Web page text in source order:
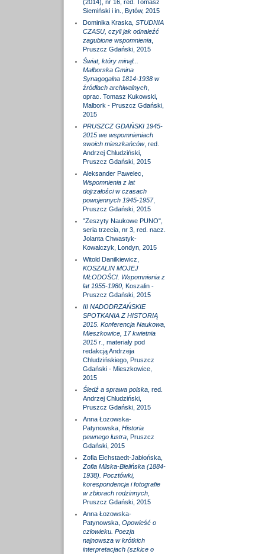
(2014), nr 16, red. Tomasz
Siemiński i in., Bytów, 2015
Dominika Kraska, STUDNIA
CZASU, czyli jak odnaleźć
zagubione wspomnienia,
Pruszcz Gdański, 2015
Świat, który minął...
Malborska Gmina
Synagogalna 1814-1938 w
źródłach archiwalnych,
oprac. Tomasz Kukowski,
Malbork - Pruszcz Gdański,
2015
PRUSZCZ GDAŃSKI 1945-
2015 we wspomnieniach
swoich mieszkańców, red.
Andrzej Chludziński,
Pruszcz Gdański, 2015
Aleksander Pawelec,
Wspomnienia z lat
dojrzałości w czasach
powojennych 1945-1957,
Pruszcz Gdański, 2015
"Zeszyty Naukowe PUNO",
seria trzecia, nr 3, red. nacz.
Jolanta Chwastyk-
Kowalczyk, Londyn, 2015
Witold Danilkiewicz,
KOSZALIN MOJEJ
MŁODOŚCI. Wspomnienia z
lat 1955-1980, Koszalin -
Pruszcz Gdański, 2015
III NADODRZAŃSKIE
SPOTKANIA Z HISTORIĄ
2015. Konferencja Naukowa,
Mieszkowice, 17 kwietnia
2015 r.
, materiały pod
redakcją Andrzeja
Chludzińskiego, Pruszcz
Gdański - Mieszkowice,
2015
Śledź a sprawa polska, red.
Andrzej Chludziński,
Pruszcz Gdański, 2015
Anna Łozowska-
Patynowska, Historia
pewnego lustra, Pruszcz
Gdański, 2015
Zofia Eichstaedt-Jabłońska,
Zofia Milska-Bielińska (1884-
1938). Pocztówki,
korespondencja i fotografie
w zbiorach rodzinnych,
Pruszcz Gdański, 2015
Anna Łozowska-
Patynowska, Opowieść o
człowieku. Poezja
najnowsza w krótkich
interpretacjach (szkice o